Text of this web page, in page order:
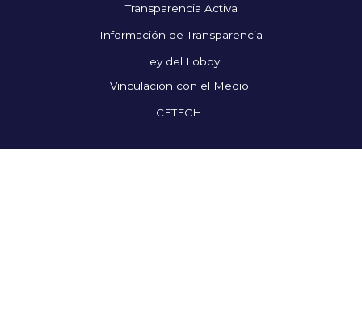
Transparencia Activa
Información de Transparencia
Ley del Lobby
Vinculación con el Medio
CFTECH